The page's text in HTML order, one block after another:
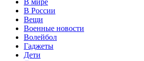
В России
Вещи
Военные новости
Волейбол
Гаджеты
Дети